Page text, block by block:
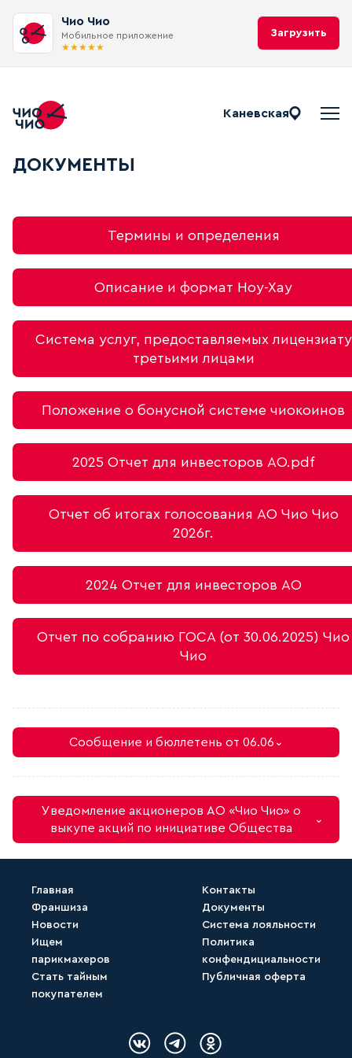
Чио Чио
Мобильное приложение
★★★★★
Загрузить
Каневская
Документы Чио Чио
ДОКУМЕНТЫ
Термины и определения
Описание и формат Ноу-Хау
Система услуг, предоставляемых лицензиату
третьими лицами
Положение о бонусной системе чиокоинов
2025 Отчет для инвесторов АО.pdf
Отчет об итогах голосования АО Чио Чио
2026г.
2024 Отчет для инвесторов АО
Отчет по собранию ГОСА (от 30.06.2025) Чио
Чио
Сообщение и бюллетень от 06.06 ⌄
Скачать (Бюллетень ГОСА 2025.docx)
Скачать (2. Сообщение для
Уведомление акционеров АО «Чио Чио» о
выкупе акций по инициативе Общества
⌄
Главная
Франшиза
Новости
Ищем
парикмахеров
Стать тайным
покупателем
Контакты
Документы
Система лояльности
Политика
конфендициальности
Публичная оферта
Логотип Вконтакте
Логотип Telegram
Логотип